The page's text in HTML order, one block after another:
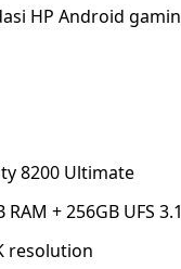
HP Android
8200 Ultimate
+ 256GB UFS 3.1
resolution